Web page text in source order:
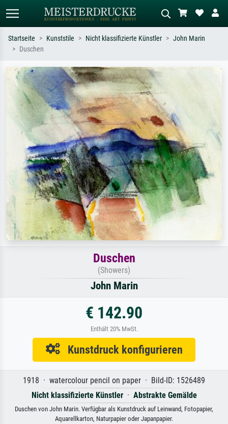
Suchen Sie nach Künstlern, Werktiteln
oder Stilen – z.B. Monet,
Sternennacht, Impressionismus, Welle
Hokusai, Akt.
Beschreiben Sie die Szene – z.B. Grüne
Wiese, Abstrakt mit viel Rot, Dunkles
Ölgemälde, Stehender Akt neben einem
Baum.
Startseite Kunststile Nicht klassifizierte Künstler
John Marin
Duschen
Duschen
(Showers)
John Marin
€ 142.90
Enthält 20% MwSt.
Kunstdruck konfigurieren
1918 · watercolour pencil on paper · Bild-ID: 1526489
Nicht klassifizierte Künstler· Abstrakte Gemälde
Duschen von John Marin. Verfügbar als Kunstdruck auf Leinwand, Fotopapier,
Aquarellkarton, Naturpapier oder Japanpapier.